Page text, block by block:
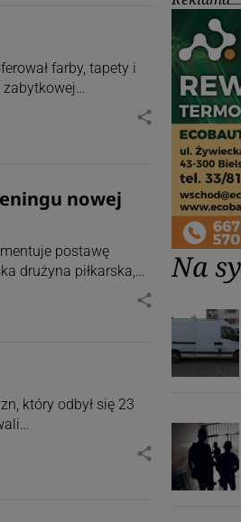
farby, tapety i
share
nowej
postawę
drużyna piłkarska,…
share
który odbył się 23
share
Na